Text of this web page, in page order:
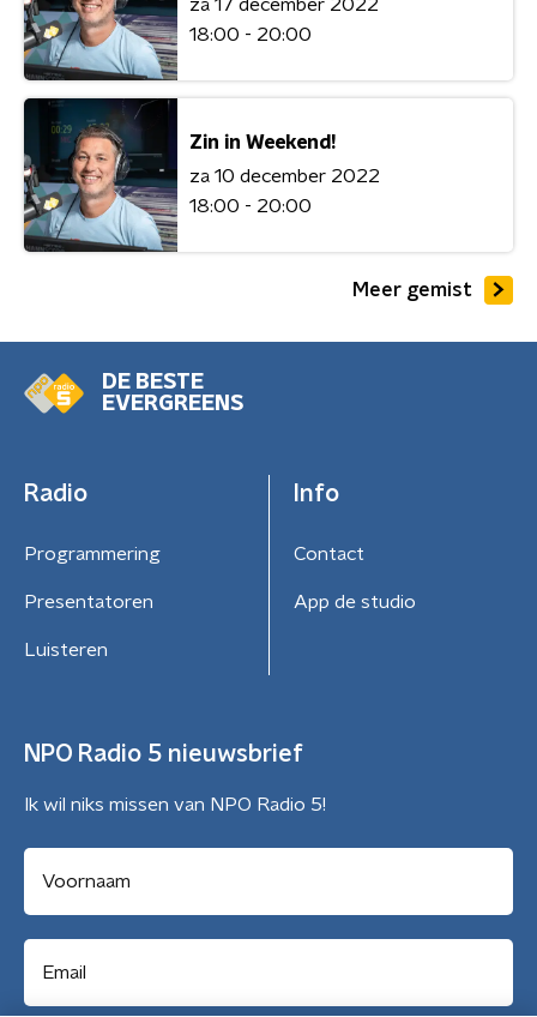
za 17 december 2022
18:00 - 20:00
Zin in Weekend!
za 10 december 2022
18:00 - 20:00
Meer gemist
DE BESTE
EVERGREENS
Radio
Programmering
Presentatoren
Luisteren
Info
Contact
App de studio
NPO Radio 5 nieuwsbrief
Ik wil niks missen van NPO Radio 5!